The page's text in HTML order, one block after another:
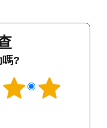
嗎?